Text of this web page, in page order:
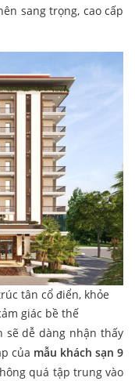
sang trọng, cao cấp
tân cổ điển, khỏe
giác bề thế
dễ dàng nhận thấy
của mẫu khách sạn 9
quá tập trung vào